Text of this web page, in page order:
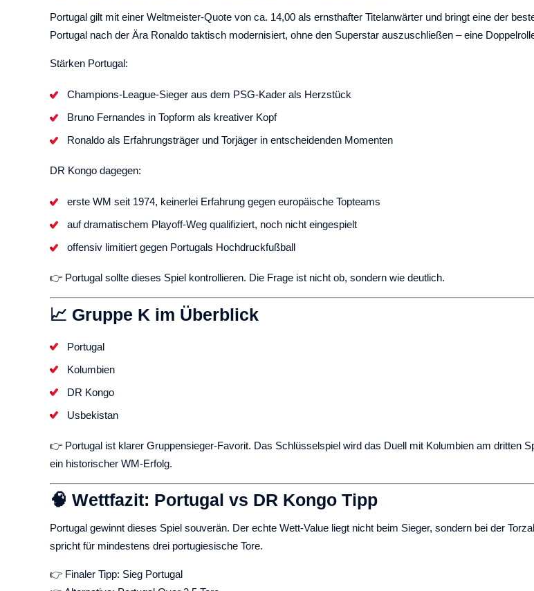
Portugal gilt mit einer Weltmeister-Quote von ca. 14,00 als ernsthafter Titelanwärter und bringt eine der
Portugal nach der Ära Ronaldo taktisch modernisiert, ohne den Superstar auszuschließen – eine
Stärken Portugal:
Champions-League-Sieger aus dem PSG-Kader als Herzstück
Bruno Fernandes in Topform als kreativer Kopf
Ronaldo als Erfahrungsträger und Torjäger in entscheidenden Momenten
DR Kongo dagegen:
erste WM seit 1974, keinerlei Erfahrung gegen europäische Topteams
auf dramatischem Playoff-Weg qualifiziert, noch nicht eingespielt
offensiv limitiert gegen Portugals Hochdruckfußball
👉 Portugal sollte dieses Spiel kontrollieren. Die Frage ist nicht ob, sondern wie deutlich.
📈 Gruppe K im Überblick
Portugal
Kolumbien
DR Kongo
Usbekistan
👉 Portugal ist klarer Gruppensieger-Favorit. Das Schlüsselspiel wird das Duell mit Kolumbien am dritten
ein historischer WM-Erfolg.
🧠 Wettfazit: Portugal vs DR Kongo Tipp
Portugal gewinnt dieses Spiel souverän. Der echte Wett-Value liegt nicht beim Sieger, sondern bei der
spricht für mindestens drei portugiesische Tore.
👉 Finaler Tipp: Sieg Portugal